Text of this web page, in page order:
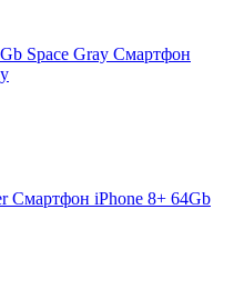
Смартфон
Смартфон iPhone 8+ 64Gb